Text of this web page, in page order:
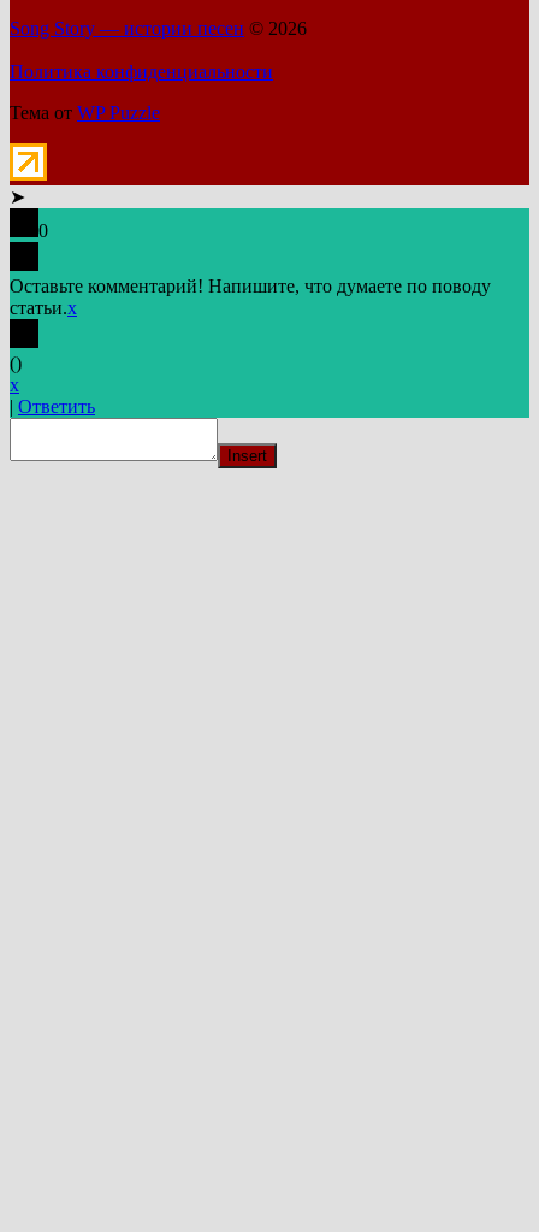
Song Story — истории песен © 2026
Политика конфиденциальности
Тема от WP Puzzle
➤
0
Оставьте комментарий! Напишите, что думаете по поводу
статьи.x
()
x
Ответить
Insert